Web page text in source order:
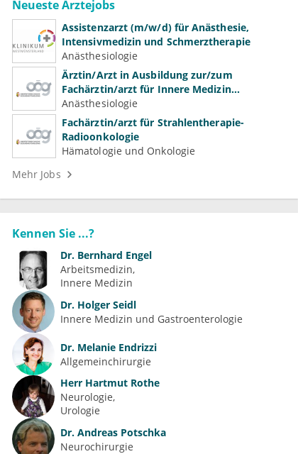
Neueste Ärztejobs
Assistenzarzt (m/w/d) für Anästhesie,
Intensivmedizin und Schmerztherapie
Anästhesiologie
Ärztin/Arzt in Ausbildung zur/zum
Fachärztin/arzt für Innere Medizin
(Kardiologie, Nephrologie, Intensivmedizin)
Anästhesiologie
Fachärztin/arzt für Strahlentherapie-
Radioonkologie
Hämatologie und Onkologie
Mehr Jobs
Kennen Sie ...?
Dr. Bernhard Engel
Arbeitsmedizin
Innere Medizin
Dr. Holger Seidl
Innere Medizin und Gastroenterologie
Dr. Melanie Endrizzi
Allgemeinchirurgie
Herr Hartmut Rothe
Neurologie
Urologie
Dr. Andreas Potschka
Neurochirurgie